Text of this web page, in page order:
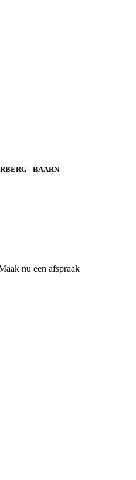
- BAARN
nu een afspraak